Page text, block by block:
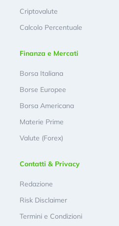
Criptovalute
Calcolo Percentuale
Finanza e Mercati
Borsa Italiana
Borse Europee
Borsa Americana
Materie Prime
Valute (Forex)
Contatti & Privacy
Redazione
Risk Disclaimer
Termini e Condizioni